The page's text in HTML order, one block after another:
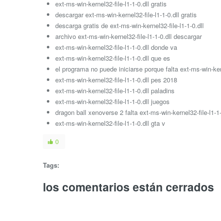
ext-ms-win-kernel32-file-l1-1-0.dll gratis
descargar ext-ms-win-kernel32-file-l1-1-0.dll gratis
descarga gratis de ext-ms-win-kernel32-file-l1-1-0.dll
archivo ext-ms-win-kernel32-file-l1-1-0.dll descargar
ext-ms-win-kernel32-file-l1-1-0.dll donde va
ext-ms-win-kernel32-file-l1-1-0.dll que es
el programa no puede iniciarse porque falta ext-ms-win-
ext-ms-win-kernel32-file-l1-1-0.dll pes 2018
ext-ms-win-kernel32-file-l1-1-0.dll paladins
ext-ms-win-kernel32-file-l1-1-0.dll juegos
dragon ball xenoverse 2 falta ext-ms-win-kernel32-file-l1-
ext-ms-win-kernel32-file-l1-1-0.dll gta v
0
Tags:
los comentarios están cerrados